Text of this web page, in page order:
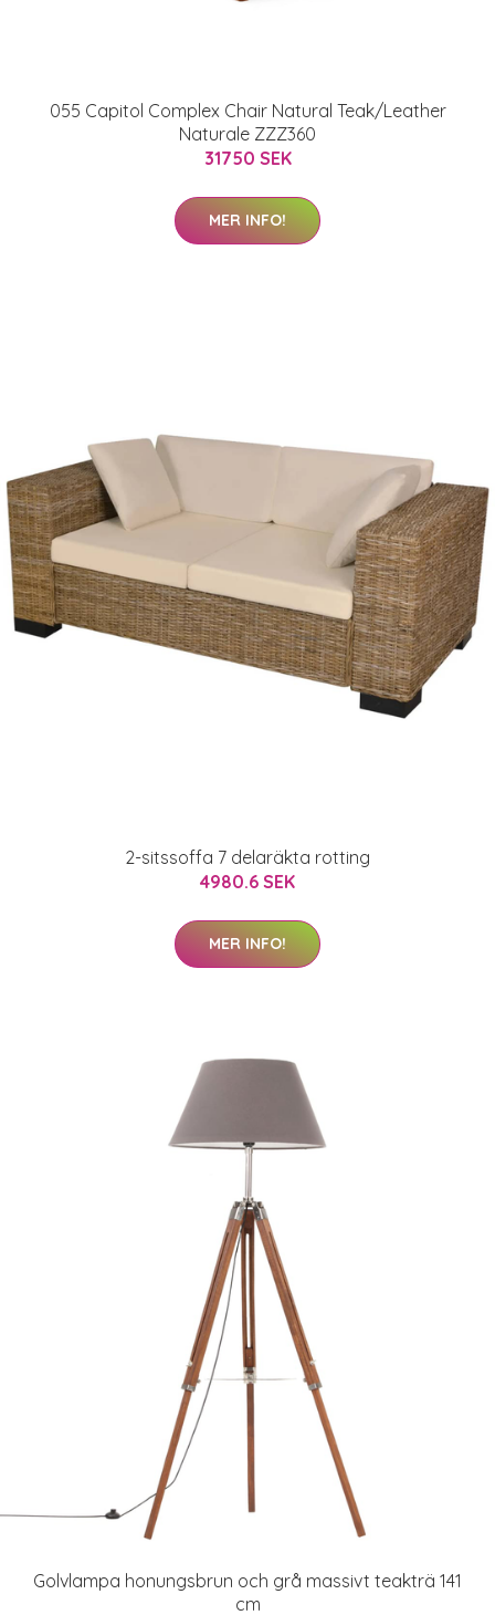
055 Capitol Complex Chair Natural Teak/Leather
Naturale ZZZ360
31750 SEK
MER INFO!
2-sitssoffa 7 delaräkta rotting
4980.6 SEK
MER INFO!
Golvlampa honungsbrun och grå massivt teakträ 141
cm